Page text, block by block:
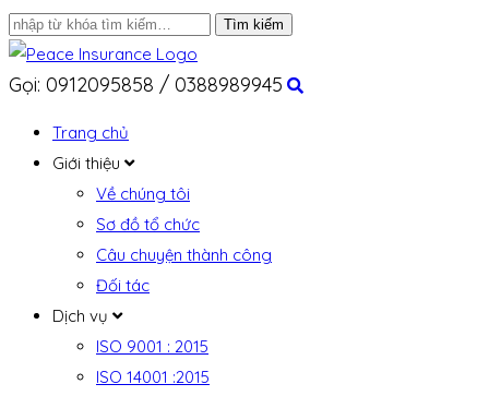
Gọi: 0912095858 / 0388989945
Trang chủ
Giới thiệu
Về chúng tôi
Sơ đồ tổ chức
Câu chuyện thành công
Đối tác
Dịch vụ
ISO 9001 : 2015
ISO 14001 :2015